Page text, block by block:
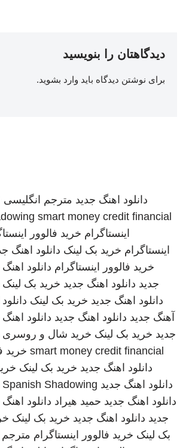
دیدگاهتان را بنویسید
برای نوشتن دیدگاه باید وارد بشوید.
دانلود اهنگ جدید مترجم
smart money credit financial
اینستاگرام خرید فالوور
اینستاگرام خرید بک لینک دانلود اهنگ
خرید فالوور اینستاگرام دانلود
جدید دانلود اهنگ جدید خرید بک لینک
دانلود اهنگ جدید خرید بک لینک
آهنگ جدید دانلود اهنگ جدید دانلود
جدید خرید بک لینک خرید شال و روسری
smart money credit financial خرید
دانلود اهنگ جدید خرید بک لینک
دانلود اهنگ جدید Spanish Shadowing
دانلود اهنگ جدید حمید هیراد دانلود
جدید دانلود اهنگ جدید خرید بک لینک
بک لینک خرید فالوور اینستاگرام